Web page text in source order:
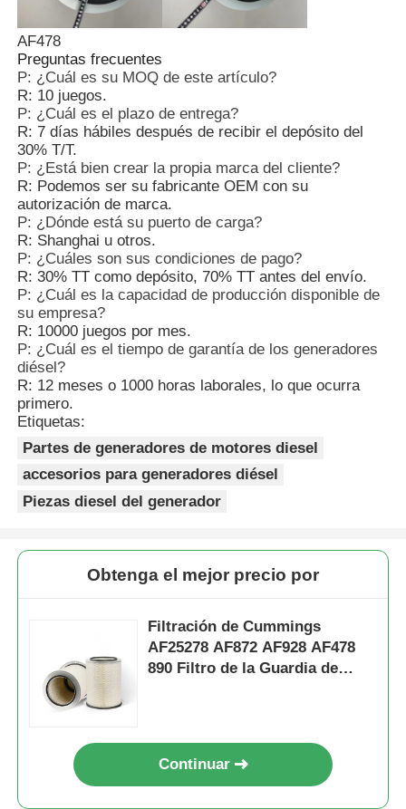
AF478
Preguntas frecuentes
P: ¿Cuál es su MOQ de este artículo?
R: 10 juegos.
P: ¿Cuál es el plazo de entrega?
R: 7 días hábiles después de recibir el depósito del
30% T/T.
P: ¿Está bien crear la propia marca del cliente?
R: Podemos ser su fabricante OEM con su
autorización de marca.
P: ¿Dónde está su puerto de carga?
R: Shanghai u otros.
P: ¿Cuáles son sus condiciones de pago?
R: 30% TT como depósito, 70% TT antes del envío.
P: ¿Cuál es la capacidad de producción disponible de
su empresa?
R: 10000 juegos por mes.
P: ¿Cuál es el tiempo de garantía de los generadores
diésel?
R: 12 meses o 1000 horas laborales, lo que ocurra
primero.
Etiquetas:
Partes de generadores de motores diesel
accesorios para generadores diésel
Piezas diesel del generador
Obtenga el mejor precio por
Filtración de Cummings
AF25278 AF872 AF928 AF478
890 Filtro de la Guardia de
Continuar